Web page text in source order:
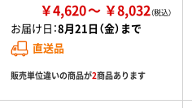
￥4,620 ￥8,032
お届け日：8月21日（金）まで
直送品
販売単位違いの商品が2商品あります